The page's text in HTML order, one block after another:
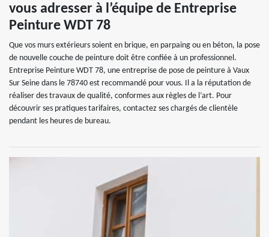
vous adresser à l’équipe de Entreprise
Peinture WDT 78
Que vos murs extérieurs soient en brique, en parpaing ou en béton, la pose
de nouvelle couche de peinture doit être confiée à un professionnel.
Entreprise Peinture WDT 78, une entreprise de pose de peinture à Vaux
Sur Seine dans le 78740 est recommandé pour vous. Il a la réputation de
réaliser des travaux de qualité, conformes aux règles de l’art. Pour
découvrir ses pratiques tarifaires, contactez ses chargés de clientèle
pendant les heures de bureau.